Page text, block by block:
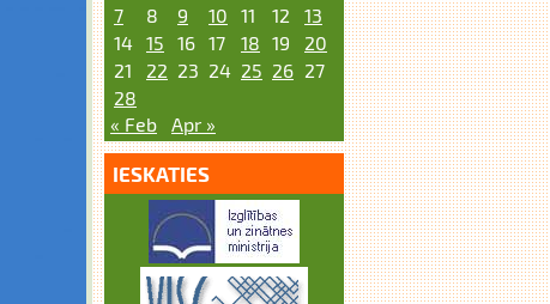
7
8 9 10 11 12
13
14 15 16 17 18 19
20
21
22 23 24 25 26 27
28
« Feb
Apr »
IESKATIES